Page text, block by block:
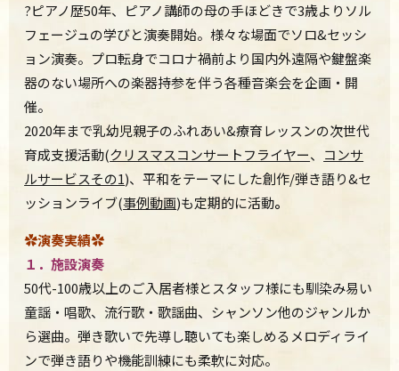
?ピアノ歴50年、ピアノ講師の母の手ほどきで3歳よりソル
フェージュの学びと演奏開始。様々な場面でソロ&セッシ
ョン演奏。プロ転身でコロナ禍前より国内外遠隔や鍵盤楽
器のない場所への楽器持参を伴う各種音楽会を企画・開
催。
2020年まで乳幼児親子のふれあい&療育レッスンの次世代
育成支援活動(クリスマスコンサートフライヤー、 コンサ
ルサービスその1)、平和をテーマにした創作/弾き語り&セ
ッションライブ(事例動画)も定期的に活動。
✿演奏実績✿
１．施設演奏
50代-100歳以上のご入居者様とスタッフ様にも馴染み易い
童謡・唱歌、流行歌・歌謡曲、シャンソン他のジャンルか
ら選曲。弾き歌いで先導し聴いても楽しめるメロディライ
ンで弾き語りや機能訓練にも柔軟に対応。